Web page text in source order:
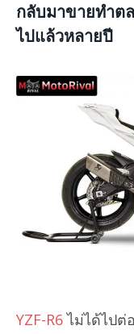
กลับมาขายทำต
ไปแล้วหลายปี
YZF-R6ไม่ได้ไปต่